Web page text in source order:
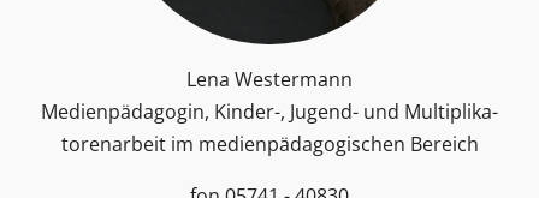
Lena Westermann
Medienpädagogin, Kinder-, Jugend- und Multiplika­
toren­arbeit im medienpädagogischen Bereich